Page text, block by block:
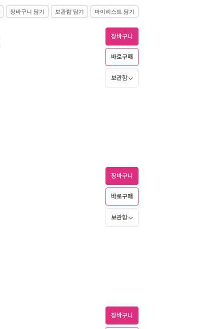
장바구니 담기 보관함 담기 마이리스트 담기
장바구니
바로구매
보관함
장바구니
바로구매
보관함
장바구니